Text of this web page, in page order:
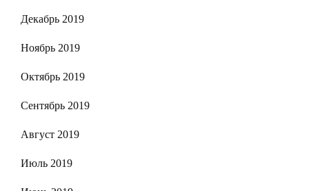
Декабрь 2019
Ноябрь 2019
Октябрь 2019
Сентябрь 2019
Август 2019
Июль 2019